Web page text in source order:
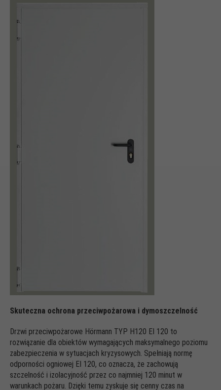
Skuteczna ochrona przeciwpożarowa i dymoszczelność
Drzwi przeciwpożarowe Hörmann TYP H120 EI 120 to
rozwiązanie dla obiektów wymagających maksymalnego poziomu
zabezpieczenia w sytuacjach kryzysowych. Spełniają normę
odporności ogniowej EI 120, co oznacza, że zachowują
szczelność i izolacyjność przez co najmniej 120 minut w
warunkach pożaru. Dzięki temu zyskuje się cenny czas na